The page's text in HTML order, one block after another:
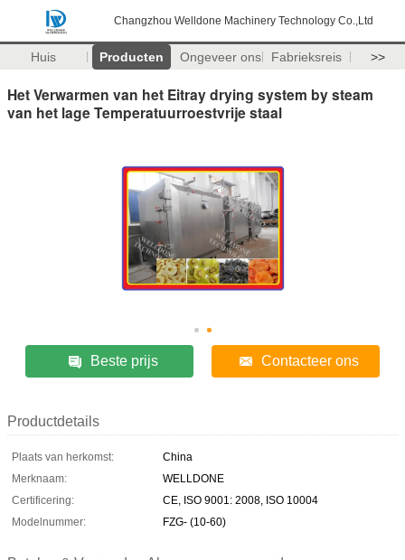
Changzhou Welldone Machinery Technology Co.,Ltd
Huis Producten Ongeveer ons Fabrieksreis >>
Het Verwarmen van het Eitray drying system by steam
van het lage Temperatuurroestvrije staal
Beste prijs Contacteer ons
Productdetails
Plaats van herkomst:
China
Merknaam:
WELLDONE
Certificering:
CE, ISO 9001: 2008, ISO 10004
Modelnummer:
FZG- (10-60)